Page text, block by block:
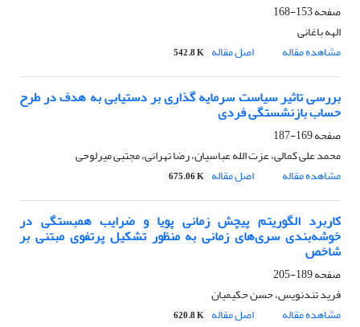
صفحه153-168
الهه باغانی
مشاهده مقاله
اصل مقاله 542.8 K
بررسی تاثیر سیاست سرمایه گذاری بر دستیابی به هدف در طرح
حساب بازنشستگی فردی
صفحه169-187
محمد علی کمالی، عزت الله عباسیان، رضا تهرانی، مجتبی میرلوحی
مشاهده مقاله
اصل مقاله 675.06 K
کاربرد الگوریتم پیچش زمانی پویا و ضرایب همبستگی در
خوشه‌بندی سری‌های زمانی به منظور تشکیل پرتفوی مبتنی بر
شاخص
صفحه189-205
فرید تندنویس، حسن حکیمیان
مشاهده مقاله
اصل مقاله 620.8 K